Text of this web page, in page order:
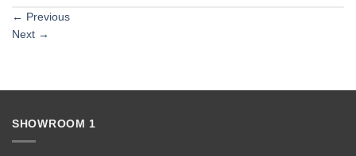
← Previous
Next →
SHOWROOM 1